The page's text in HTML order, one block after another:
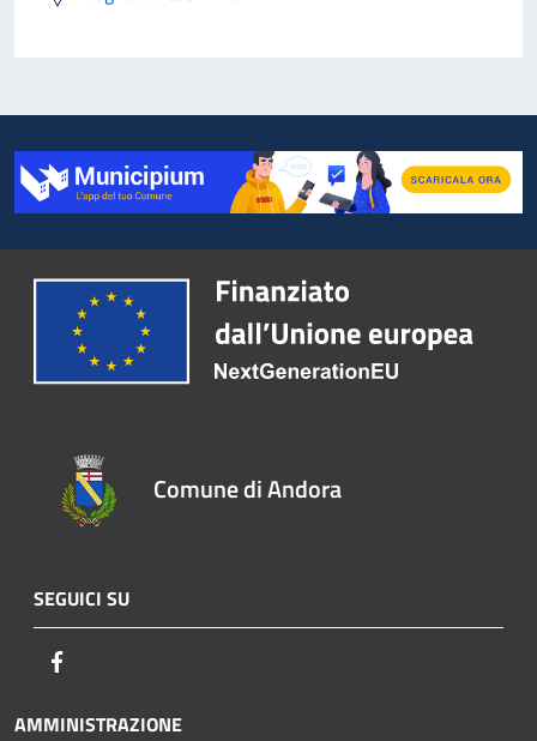
Comune di Andora
SEGUICI SU
AMMINISTRAZIONE